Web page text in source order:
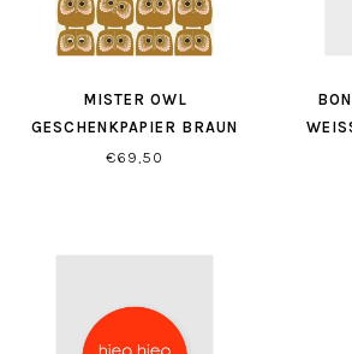
MISTER OWL
GESCHENKPAPIER BRAUN
€69,50